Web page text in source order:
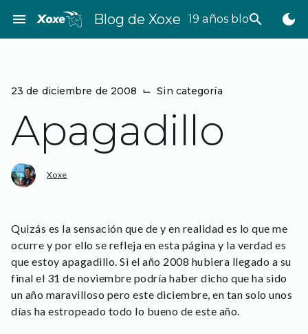
contenido
menu Blog de Xoxe 19 años bloggeando
search dark_mode
23 de diciembre de 2008 ⌙ Sin categoría
Apagadillo
Xoxe
Quizás es la sensación que de y en realidad es lo que me
ocurre y por ello se refleja en esta página y la verdad es
que estoy apagadillo. Si el año 2008 hubiera llegado a su
final el 31 de noviembre podría haber dicho que ha sido
un año maravilloso pero este diciembre, en tan solo unos
días ha estropeado todo lo bueno de este año.